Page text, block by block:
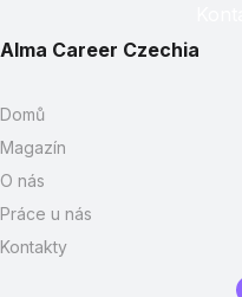
Alma Career Czechia
Domů
Magazín
O nás
Práce u nás
Kontakty